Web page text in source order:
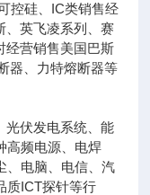
控硅、IC类销售经
、英飞凌系列、赛
经营销售美国巴斯
器、力特熔断器等
光伏发电系统、能
高频电源、电焊
、电脑、电信、汽
质ICT探针等行